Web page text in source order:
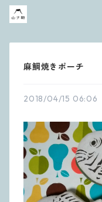
麻鯛焼きポーチ
2018/04/15 06:06